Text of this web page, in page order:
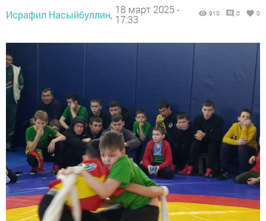
Исрафил Насыйбуллин, 18 март 2025 -
17:33
910 0 0